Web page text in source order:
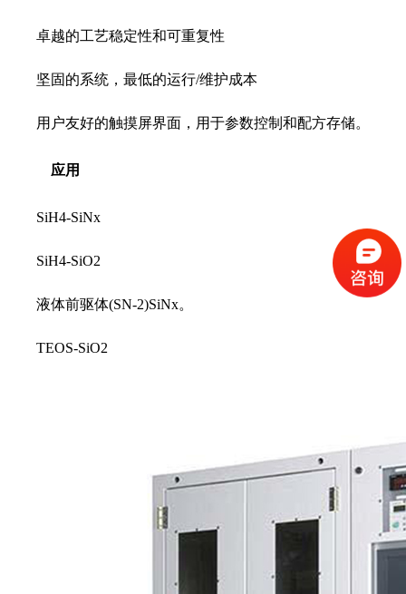
卓越的工艺稳定性和可重复性
坚固的系统，最低的运行/维护成本
用户友好的触摸屏界面，用于参数控制和配方存储。
应用
SiH4-SiNx
SiH4-SiO2
液体前驱体(SN-2)SiNx。
TEOS-SiO2